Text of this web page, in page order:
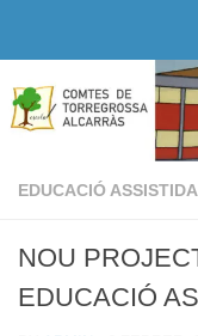
EDUCACIÓ
NOU
EDUCACIÓ